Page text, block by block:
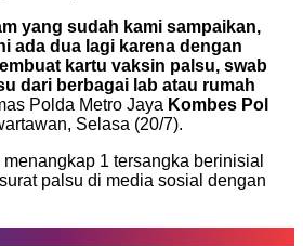
yang sudah kami sampaikan,
ada dua lagi karena dengan
kartu vaksin palsu, swab
dari berbagai lab atau rumah
Polda Metro Jaya Kombes Pol
Selasa (20/7).
1 tersangka berinisial
palsu di media sosial dengan